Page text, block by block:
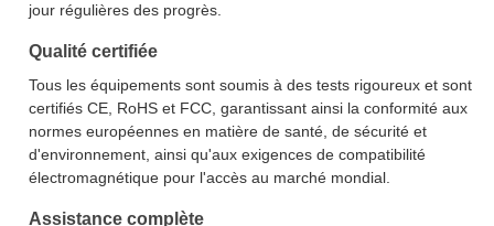
jour régulières des progrès.
Qualité certifiée
Tous les équipements sont soumis à des tests rigoureux et sont
certifiés CE, RoHS et FCC, garantissant ainsi la conformité aux
normes européennes en matière de santé, de sécurité et
d'environnement, ainsi qu'aux exigences de compatibilité
électromagnétique pour l'accès au marché mondial.
Assistance complète